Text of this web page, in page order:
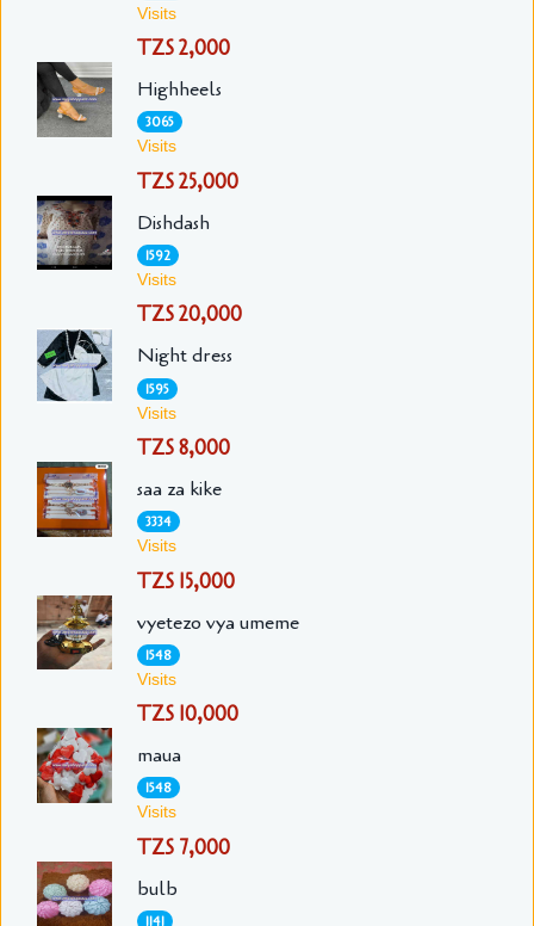
Visits
TZS 2,000
Highheels
3065
Visits
TZS 25,000
Dishdash
1592
Visits
TZS 20,000
Night dress
1595
Visits
TZS 8,000
saa za kike
3334
Visits
TZS 15,000
vyetezo vya umeme
1548
Visits
TZS 10,000
maua
1548
Visits
TZS 7,000
bulb
1141